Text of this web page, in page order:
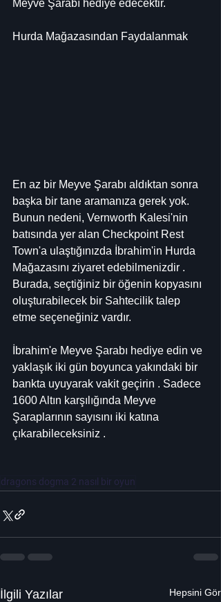
Meyve Şarabı hediye edecektir.
Hurda Mağazasından Faydalanmak
En az bir Meyve Şarabı aldıktan sonra
başka bir tane aramanıza gerek yok.
Bunun nedeni, Vernworth Kalesi'nin
batısında yer alan Checkpoint Rest
Town'a ulaştığınızda İbrahim'in Hurda
Mağazasını ziyaret edebilmenizdir .
Burada, seçtiğiniz bir öğenin kopyasını
oluşturabilecek bir Sahtecilik talep
etme seçeneğiniz vardır.
İbrahim'e Meyve Şarabı hediye edin ve
yaklaşık iki gün boyunca yakındaki bir
bankta uyuyarak vakit geçirin . Sadece
1600 Altın karşılığında Meyve
Şaraplarının sayısını iki katına
çıkarabileceksiniz .
dragons dogma 2 nasıl bir oyun
İlgili Yazılar Hepsini Gör